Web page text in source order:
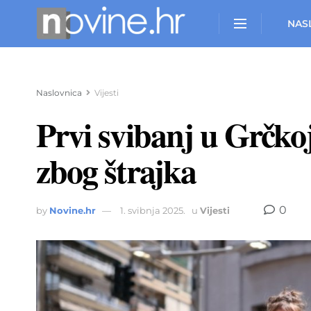
Naslovnica Vijesti
Prvi svibanj u
zbog štrajka
by Novine.hr 1. svibnja 2025. u Vijesti 0